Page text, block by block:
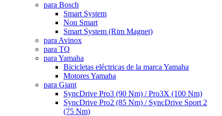
para Bosch
Smart System
Non Smart
Smart System (Rim Magnet)
para Avinox
para TQ
para Yamaha
Bicicletas eléctricas de la marca Yamaha
Motores Yamaha
para Giant
SyncDrive Pro3 (90 Nm) / Pro3X (100 Nm)
SyncDrive Pro2 (85 Nm) / SyncDrive Sport 2
(75 Nm)